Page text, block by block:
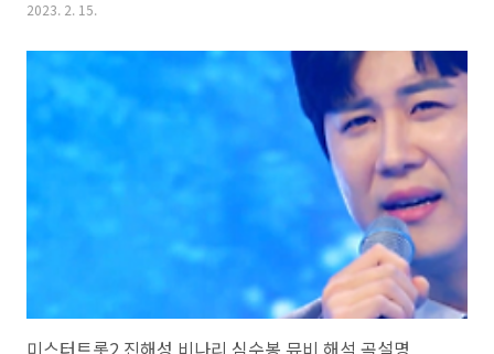
극찬을 들었습니다. * 비나리 - 손태진 황영웅 / 심수봉 가사 큐피트 화살
이 가슴을 뚫고 사랑이 시작된 날 또 다시 운명의 페이지는 넘어가네 나
당신 사랑해도 될까요 말도 못하고 한없이 애타는 나의 눈짓들 세상이 온
통 그대 하나로 변해 버렸어 우리 사랑 연습도 없이 벌써 무대로 올려졌
네 생각하면 덧없는 꿈일지도 몰라 꿈일지도 몰라 하늘이여 ..
2023. 2. 15.